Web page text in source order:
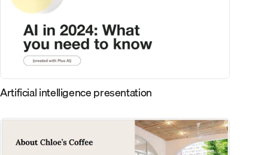
Artificial intelligence presentation